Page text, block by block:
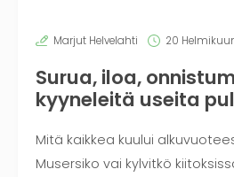
Marjut Helvelahti 20
Surua, iloa,
kyyneleitä useita
Mitä kaikkea kuului
Musersiko vai kylvitkö